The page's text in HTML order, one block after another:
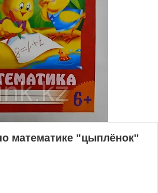
математике "цыплёнок"